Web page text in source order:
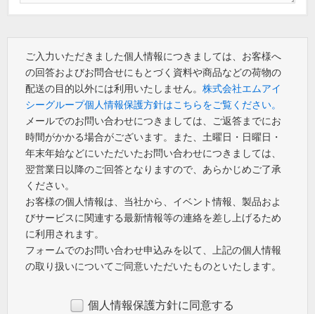
ご入力いただきました個人情報につきましては、お客様へ
の回答およびお問合せにもとづく資料や商品などの荷物の
配送の目的以外には利用いたしません。 株式会社エムアイ
シーグループ個人情報保護方針はこちらをご覧ください。
メールでのお問い合わせにつきましては、ご返答までにお
時間がかかる場合がございます。また、土曜日・日曜日・
年末年始などにいただいたお問い合わせにつきましては、
翌営業日以降のご回答となりますので、あらかじめご了承
ください。
お客様の個人情報は、当社から、イベント情報、製品およ
びサービスに関連する最新情報等の連絡を差し上げるため
に利用されます。
フォームでのお問い合わせ申込みを以て、上記の個人情報
の取り扱いについてご同意いただいたものといたします。
個人情報保護方針に同意する